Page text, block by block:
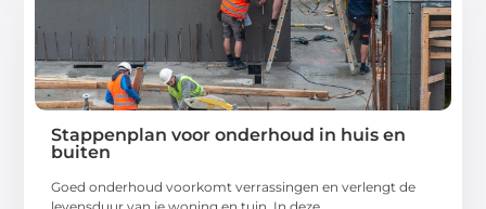
Stappenplan voor onderhoud in huis en
buiten
Goed onderhoud voorkomt verrassingen en verlengt de